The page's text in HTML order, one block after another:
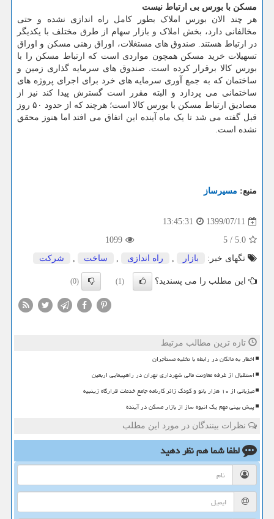
مسکن با بورس بی ارتباط نیست
هر چند الان بورس املاک بطور کامل راه اندازی نشده و حتی
مخالفانی دارد، بخش املاک و بازار سهام از طرق مختلف با یکدیگر
در ارتباط هستند. صندوق های مستغلات، اوراق رهنی مسکن و اوراق
تسهیلات خرید مسکن همچون مواردی است که ارتباط مسکن را با
بورس کالا برقرار کرده است. صندوق های سرمایه گذاری زمین و
ساختمان که به جمع آوری سرمایه های خرد برای اجرای پروژه های
ساختمانی می پردازد و البته مقرر است گسترش پیدا کند نیز از
مصادیق ارتباط مسکن با بورس کالا است؛ هرچند که از حدود ۵۰ روز
قبل گفته می شد تا یک ماه آینده این اتفاق می افتد اما هنوز محقق
نشده است.
منبع: مسیرساز
1399/07/11
13:45:31
5.0
/
5
1099
تگهای خبر:
بازار , راه اندازی , ساخت , شركت
این مطلب را می پسندید؟ (1)
(0)
تازه ترین مطالب مرتبط
اخطار به مالکان در رابطه با تخلیه مستأجران
استقبال از غرفه معاونت مالی شهرداری تهران در راهپیمایی اربعین
میزبانی از ۱۰ هزار بانو و کودک زائر کارنامه جامع خدمات قرارگاه زینبیه
پیش بینی مهم یک انبوه ساز از بازار مسکن در آینده
نظرات بینندگان در مورد این مطلب
لطفا شما همنظر دهید